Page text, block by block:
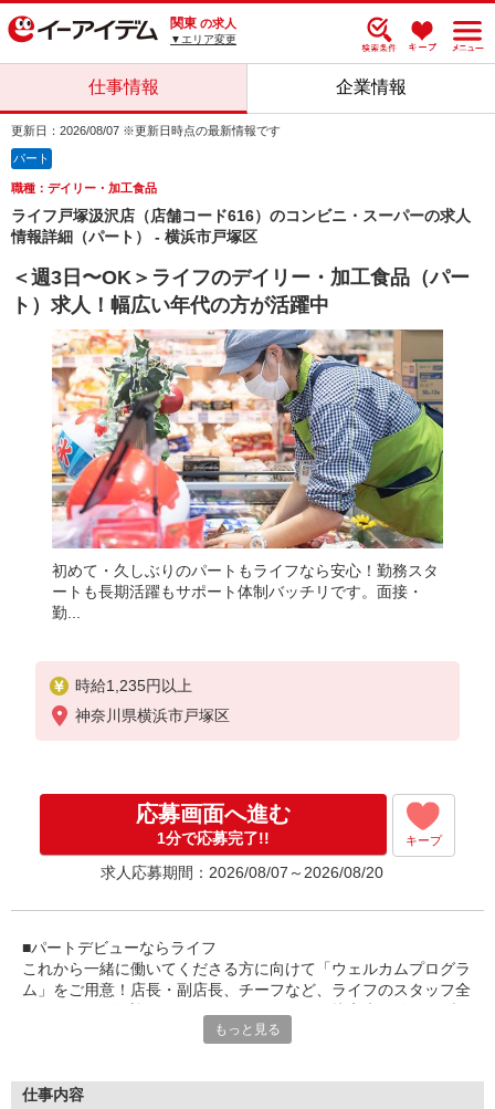
関東 の求人
▼エリア変更
仕事情報 企業情報
更新日：2026/08/07 ※更新日時点の最新情報です
パート
職種：デイリー・加工食品
ライフ戸塚汲沢店（店舗コード616）のコンビニ・スーパーの求人
情報詳細（パート） - 横浜市戸塚区
＜週3日〜OK＞ライフのデイリー・加工食品（パー
ト）求人！幅広い年代の方が活躍中
初めて・久しぶりのパートもライフなら安心！勤務スタ
ートも長期活躍もサポート体制バッチリです。面接・
勤...
時給1,235円以上
神奈川県横浜市戸塚区
応募画面へ進む
1分で応募完了!! キープ
求人応募期間：2026/08/07～2026/08/20
■パートデビューならライフ
これから一緒に働いてくださる方に向けて「ウェルカムプログラ
ム」をご用意！店長・副店長、チーフなど、ライフのスタッフ全
ンクがあっても大丈夫。「とても親切に受け入れてもらえ、不安
■パートタイマー等級制度
もっと見る
仕事内容